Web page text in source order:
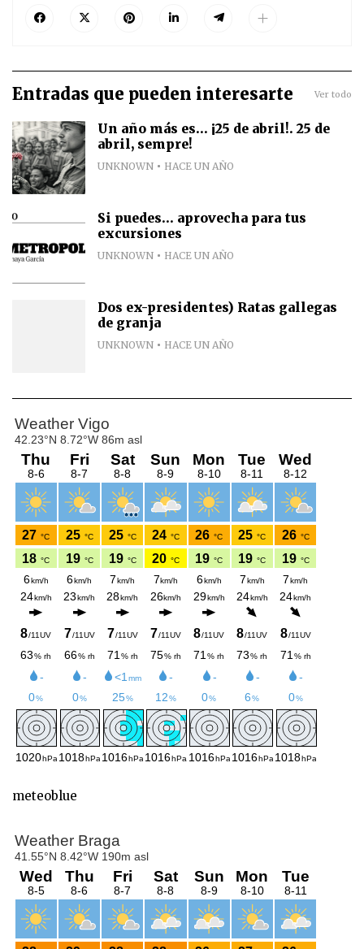
Entradas que pueden interesarte Ver todo
Un año más es... ¡25 de abril!. 25 de
abril, sempre!
UNKNOWN HACE UN AÑO
Si puedes... aprovecha para tus
excursiones
UNKNOWN HACE UN AÑO
Dos ex-presidentes) Ratas gallegas
de granja
UNKNOWN HACE UN AÑO
meteoblue